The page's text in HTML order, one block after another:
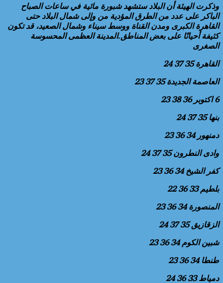
وذكرت الهيئة أن البلاد ستشهد شبورة مائية في ساعات الصباح
الباكر على عدد من الطرق المؤدية من وإلى شمال البلاد حتى
القاهرة الكبرى ومدن القناة ووسط سيناء وشمال الصعيد، قد تكون
كثيفة أحيانًا على بعض المناطق.المدينة العظمى المحسوسة
الصغرى
القاهرة 35 37 24
العاصمة الجديدة 35 37 23
6 اكتوبر 36 38 23
بنها 35 37 24
دمنهور 34 36 23
وادى النطرون 35 37 24
كفر الشيخ 34 36 23
بلطيم 33 36 22
المنصورة 34 36 23
الزقازيق 35 37 24
شبين الكوم 34 36 23
طنطا 34 36 23
دمياط 33 36 24